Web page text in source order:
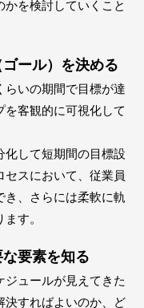
を検討していくこと
ール）を決める
らいの期間で目標が達
を客観的に可視化して
化して短期間の目標設
スにおいて、従業員
、さらには柔軟に軌
す。
要素を知る
ュールが見えてきた
決すればよいのか、ど